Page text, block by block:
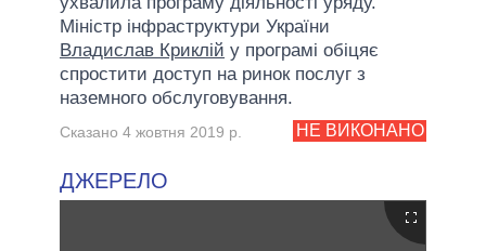
Міністр інфраструктури України
Владислав Криклій у програмі обіцяє
спростити доступ на ринок послуг з
наземного обслуговування.
НЕ ВИКОНАНО
Сказано 4 жовтня 2019 р.
ДЖЕРЕЛО